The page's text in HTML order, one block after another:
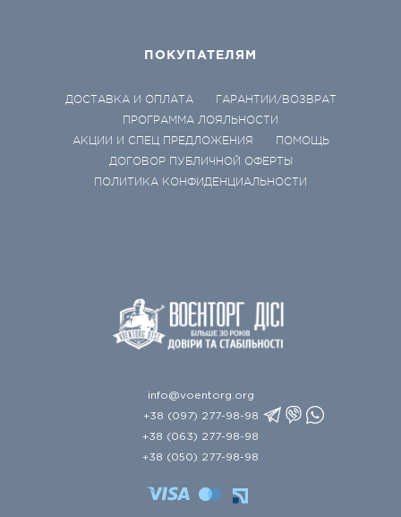
ПОКУПАТЕЛЯМ
ДОСТАВКА И ОПЛАТА
ГАРАНТИИ/ВОЗВРАТ
ПРОГРАММА ЛОЯЛЬНОСТИ
АКЦИИ И СПЕЦ ПРЕДЛОЖЕНИЯ
ПОМОЩЬ
ДОГОВОР ПУБЛИЧНОЙ ОФЕРТЫ
ПОЛИТИКА КОНФИДЕНЦИАЛЬНОСТИ
info@voentorg.org
+38 (097) 277-98-98
+38 (063) 277-98-98
+38 (050) 277-98-98